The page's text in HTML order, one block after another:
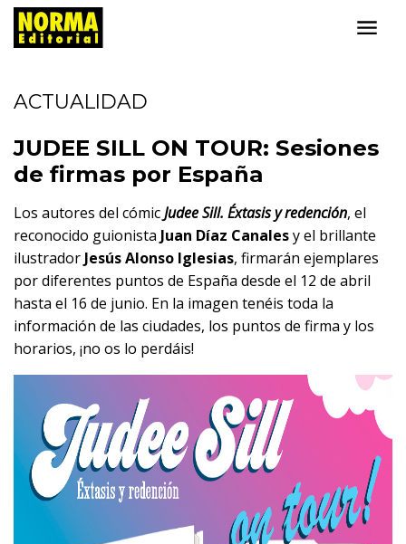
ACTUALIDAD
JUDEE SILL ON TOUR: Sesiones
de firmas por España
Los autores del cómicJudee Sill. Éxtasis y redención, el
reconocido guionista Juan Díaz Canalesy el brillante
ilustrador Jesús Alonso Iglesias, firmarán ejemplares
por diferentes puntos de España desde el 12 de abril
hasta el 16 de junio. En la imagen tenéis toda la
información de las ciudades, los puntos de firma y los
horarios, ¡no os lo perdáis!